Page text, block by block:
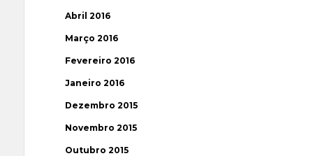
Abril 2016
Março 2016
Fevereiro 2016
Janeiro 2016
Dezembro 2015
Novembro 2015
Outubro 2015